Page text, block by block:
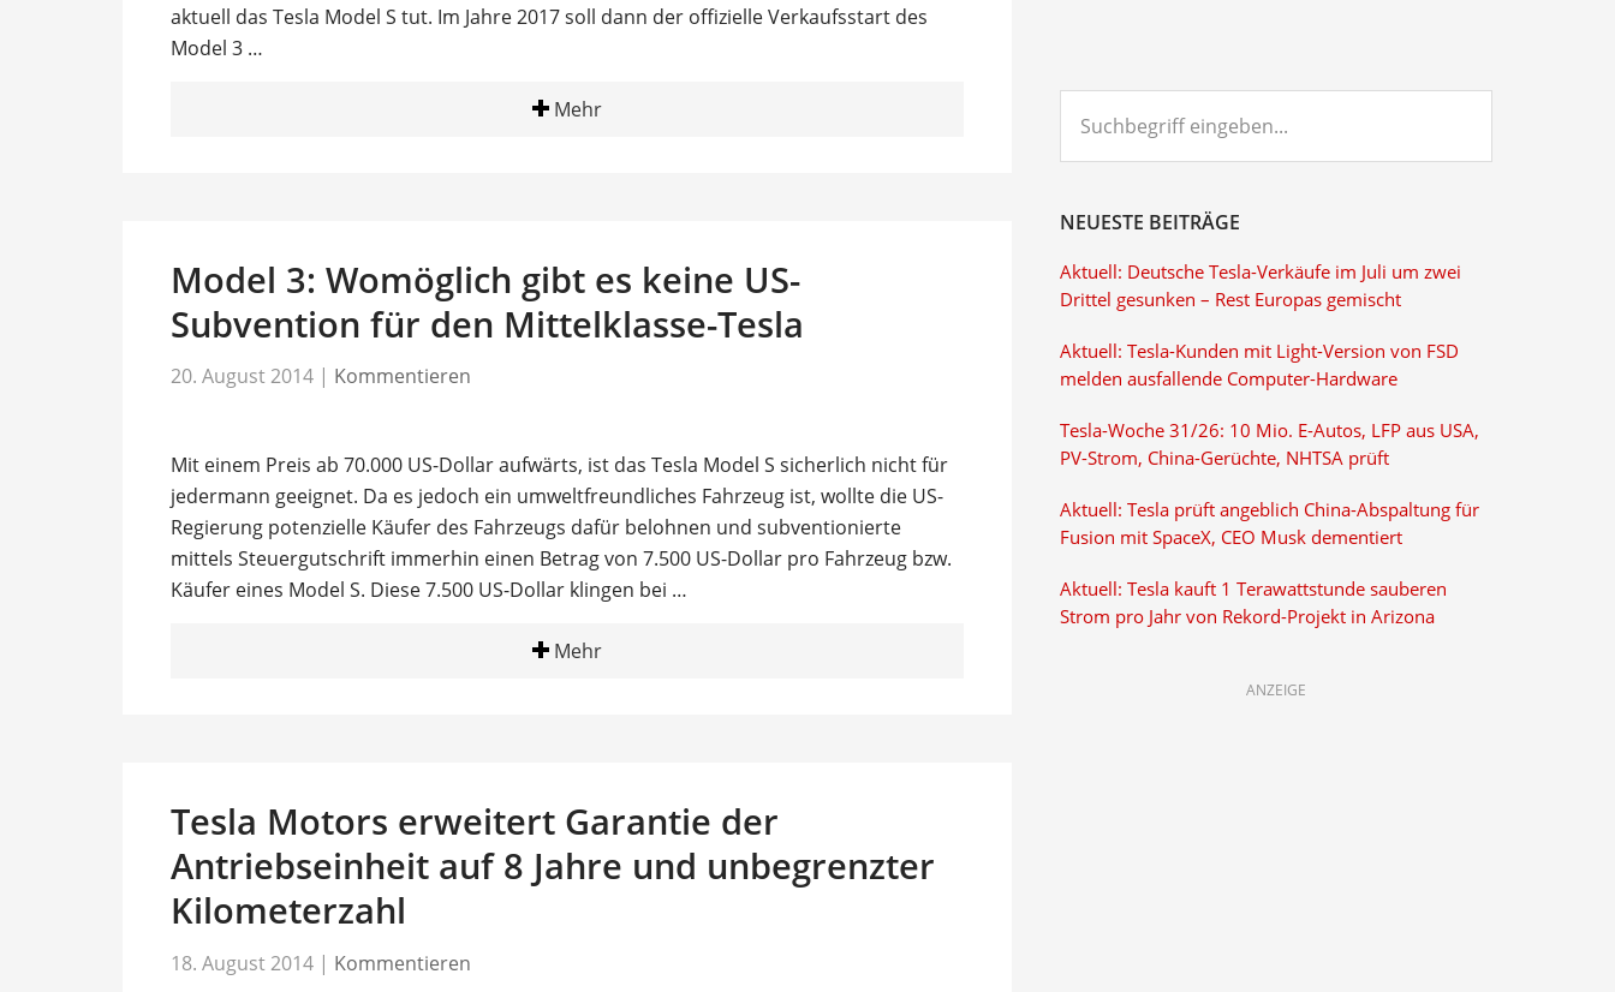
aktuell das Tesla Model S tut. Im Jahre 2017 soll dann der offizielle Verkaufsstart des
Model 3 …
Mehr
Model 3: Womöglich gibt es keine US-
Subvention für den Mittelklasse-Tesla
20. August 2014 | Kommentieren
Mit einem Preis ab 70.000 US-Dollar aufwärts, ist das Tesla Model S sicherlich nicht für
jedermann geeignet. Da es jedoch ein umweltfreundliches Fahrzeug ist, wollte die US-
Regierung potenzielle Käufer des Fahrzeugs dafür belohnen und subventionierte
mittels Steuergutschrift immerhin einen Betrag von 7.500 US-Dollar pro Fahrzeug bzw.
Käufer eines Model S. Diese 7.500 US-Dollar klingen bei …
Mehr
Tesla Motors erweitert Garantie der
Antriebseinheit auf 8 Jahre und unbegrenzter
Kilometerzahl
18. August 2014 | Kommentieren
eingeben...
NEUESTE BEITRÄGE
Aktuell: Deutsche Tesla-Verkäufe im Juli um zwei
Drittel gesunken – Rest Europas gemischt
Aktuell: Tesla-Kunden mit Light-Version von FSD
melden ausfallende Computer-Hardware
Tesla-Woche 31/26: 10 Mio. E-Autos, LFP aus USA,
PV-Strom, China-Gerüchte, NHTSA prüft
Aktuell: Tesla prüft angeblich China-Abspaltung für
Fusion mit SpaceX, CEO Musk dementiert
Aktuell: Tesla kauft 1 Terawattstunde sauberen
Strom pro Jahr von Rekord-Projekt in Arizona
ANZEIGE